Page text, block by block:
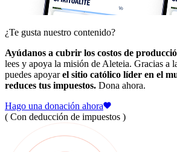
¿Te gusta nuestro contenido?
Ayúdanos a cubrir los costos de
lees y apoya la misión de Aleteia. Gracias a
puedes apoyarel sitio católico líder en el
reduces tus impuestos. Dona ahora.
Hago una donación ahora
( Con deducción de impuestos )